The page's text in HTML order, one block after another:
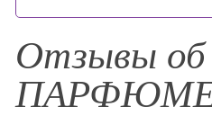
Отзывы об